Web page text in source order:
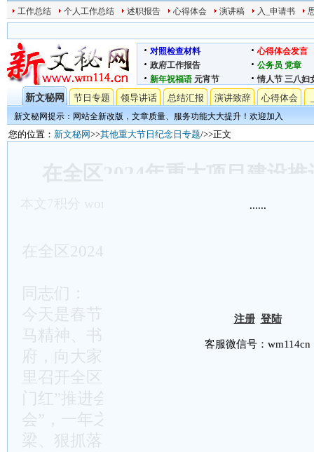
工作总结 个人工作总结 述职报告 心得体会 演讲稿 入_申请书
对照检查材料
心得体会发言
政府工作报告
公务员 党章
新年祝福语 元宵节 情人节 三八妇
新文秘网 节日专题 领导讲话 总结汇报 演讲致辞 心得体会
新文秘网提示：网站全新改版，文章质量、服务功能大大提升！欢迎加入
您的位置： 新文秘网>>其他重大节日纪念日专题/>>正文
在全区2024年重大项目建设推进会上的
同志们：
今天是春节假期最后一天，也是甲辰龙
马精神、书写崭新篇章的第一天。首先
府，向大家致以新春的问候和良好的祝
里召开全区2024年重大项目建设提速行
门红”推进会，主要有三个方面考虑：第
会”，一年之计在于春，希望大家在上班
梁、狠抓落实”的拼抢状态；第二，这是
......
注册 登陆
客服微信号：wm114cn